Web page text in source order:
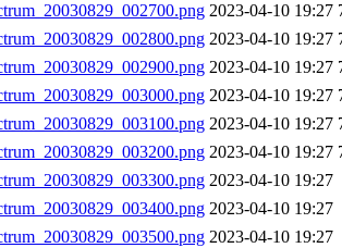
2023-04-10 19:27
2023-04-10 19:27
2023-04-10 19:27
2023-04-10 19:27
2023-04-10 19:27
2023-04-10 19:27
2023-04-10 19:27
2023-04-10 19:27
2023-04-10 19:27